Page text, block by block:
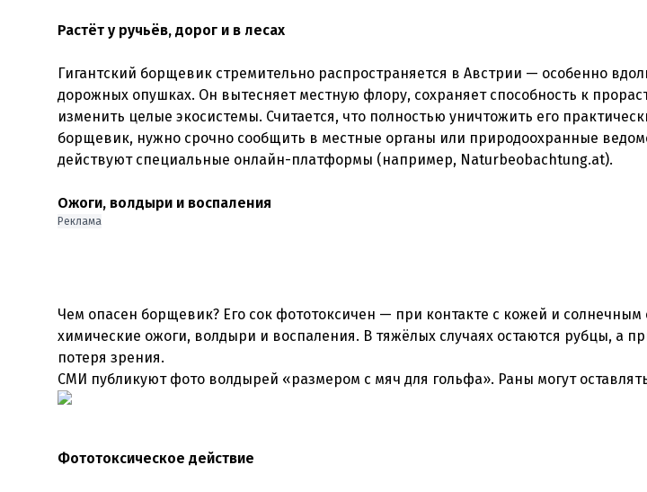
Растёт у ручьёв, дорог и в лесах
Гигантский борщевик стремительно распространяется в Австрии — особенно
дорожных опушках. Он вытесняет местную флору, сохраняет способность к
изменить целые экосистемы. Считается, что полностью уничтожить его
борщевик, нужно срочно сообщить в местные органы или природоохранные
действуют специальные онлайн-платформы (например, Naturbeobachtung.at).
Ожоги, волдыри и воспаления
Реклама
Чем опасен борщевик? Его сок фототоксичен — при контакте с кожей и
химические ожоги, волдыри и воспаления. В тяжёлых случаях остаются рубцы, а
потеря зрения.
СМИ публикуют фото волдырей «размером с мяч для гольфа». Раны могут
Фототоксическое действие